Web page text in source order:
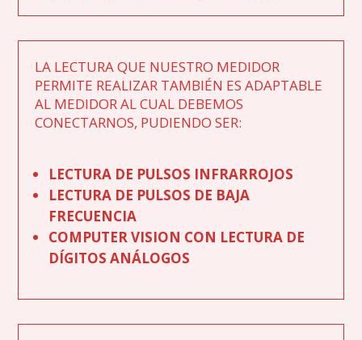
LA LECTURA QUE NUESTRO MEDIDOR
PERMITE REALIZAR TAMBIÉN ES ADAPTABLE
AL MEDIDOR AL CUAL DEBEMOS
CONECTARNOS, PUDIENDO SER:
LECTURA DE PULSOS INFRARROJOS
LECTURA DE PULSOS DE BAJA
FRECUENCIA
COMPUTER VISION CON LECTURA DE
DÍGITOS ANÁLOGOS